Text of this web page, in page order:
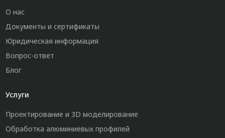
О нас
Документы и сертификаты
Юридическая информация
Вопрос-ответ
Блог
Услуги
Проектирование и 3D моделирование
Обработка алюминиевых профилей